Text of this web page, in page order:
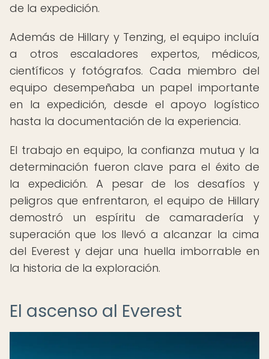
de la expedición.
Además de Hillary y Tenzing, el equipo incluía
a otros escaladores expertos, médicos,
científicos y fotógrafos. Cada miembro del
equipo desempeñaba un papel importante
en la expedición, desde el apoyo logístico
hasta la documentación de la experiencia.
El trabajo en equipo, la confianza mutua y la
determinación fueron clave para el éxito de
la expedición. A pesar de los desafíos y
peligros que enfrentaron, el equipo de Hillary
demostró un espíritu de camaradería y
superación que los llevó a alcanzar la cima
del Everest y dejar una huella imborrable en
la historia de la exploración.
El ascenso al Everest